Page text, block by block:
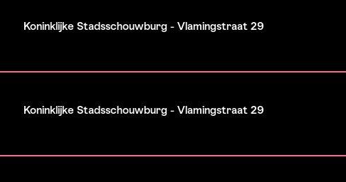
Koninklijke Stadsschouwburg - Vlamingstraat 29
Koninklijke Stadsschouwburg - Vlamingstraat 29